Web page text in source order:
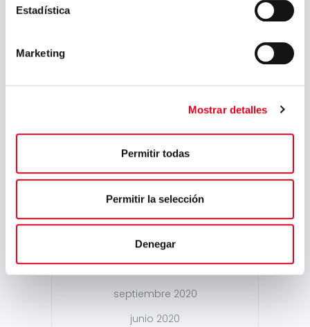
Estadística
Marketing
Mostrar detalles
Permitir todas
Permitir la selección
Denegar
marzo 2021
febrero 2021
enero 2021
diciembre 2020
noviembre 2020
septiembre 2020
junio 2020